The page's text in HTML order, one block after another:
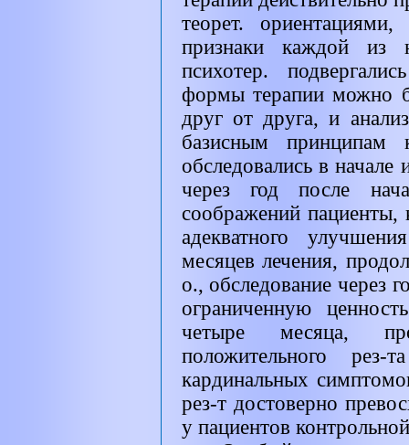
теорет.
признаки каждой из
психотер.
формы терапии можно
друг от друга, и
базисным принципам
обследовались в
через год после
соображений пациенты,
адекватного
месяцев лечения,
о., обследование через
ограниченную
четыре месяца,
положительного рез-
кардинальных
рез-т достоверно
у пациентов